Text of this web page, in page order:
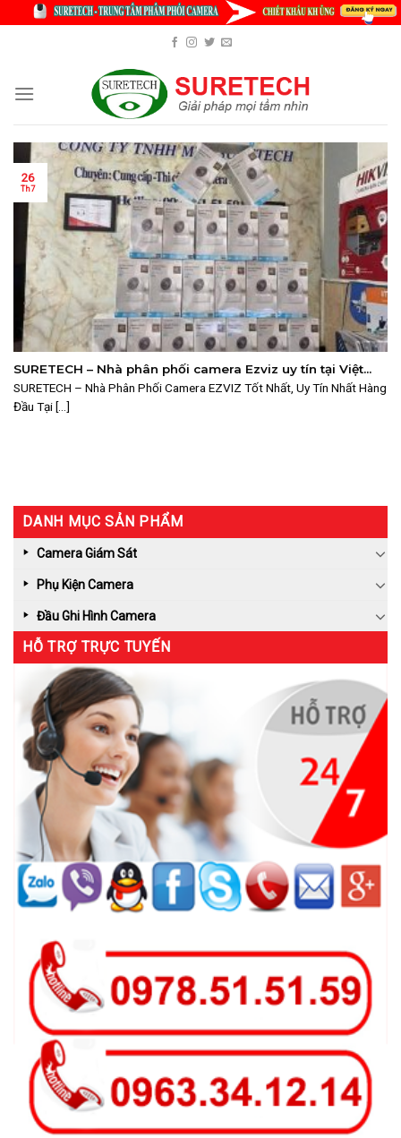
SURETECH – Nhà phân phối camera Ezviz uy tín tại Việt
Nam
SURETECH – Nhà Phân Phối Camera EZVIZ Tốt Nhất, Uy Tín Nhất Hàng
Đầu Tại [...]
26
Th7
DANH MỤC SẢN PHẨM
Camera Giám Sát
Phụ Kiện Camera
Đầu Ghi Hình Camera
HỖ TRỢ TRỰC TUYẾN